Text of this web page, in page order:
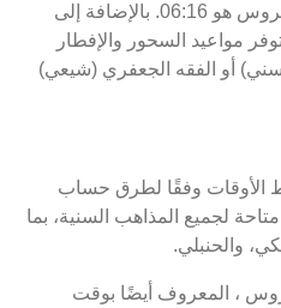
انتهاء السحور أو الفجر في كاسيروس هو 06:16. بالإضافة إلى
مواعيد السحور والإفطار
أو الفقه الجعفري (شيعي)
الأوقات وفقًا لطرق حساب
لجميع المذاهب السنية، بما
والحنبلي.
، المعروف أيضًا بوقت